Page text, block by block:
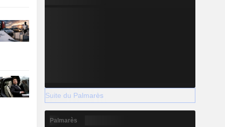
Suite du Palmarès
Palmarès